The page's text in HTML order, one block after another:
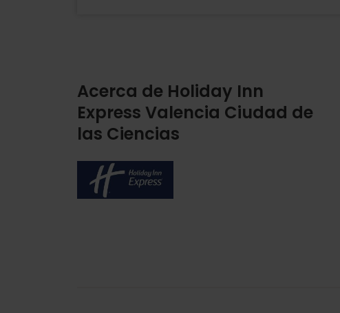
Acerca de Holiday Inn
Express Valencia Ciudad de
las Ciencias
Imagen